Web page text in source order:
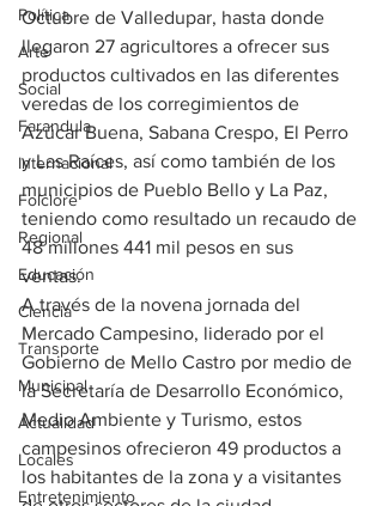
Política
Arte
Social
Farandula
Internacional
Folclore
Regional
Educación
Ciencia
Transporte
Municipal
Actualidad
Locales
Entretenimiento
Octubre de Valledupar, hasta donde
llegaron 27 agricultores a ofrecer sus
productos cultivados en las diferentes
veredas de los corregimientos de
Azúcar Buena, Sabana Crespo, El Perro
y Las Raíces, así como también de los
municipios de Pueblo Bello y La Paz,
teniendo como resultado un recaudo de
48 millones 441 mil pesos en sus
ventas.
A través de la novena jornada del
Mercado Campesino, liderado por el
Gobierno de Mello Castro por medio de
la Secretaría de Desarrollo Económico,
Medio Ambiente y Turismo, estos
campesinos ofrecieron 49 productos a
los habitantes de la zona y a visitantes